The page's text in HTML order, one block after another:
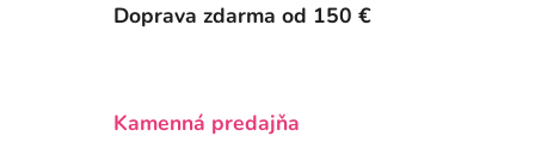
Doprava zdarma od 150 €
Kamenná predajňa